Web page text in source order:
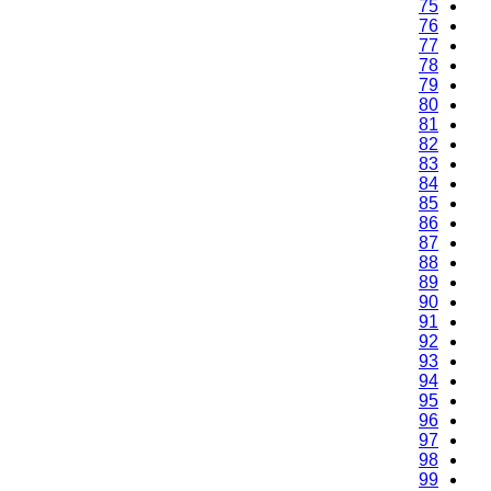
75
76
77
78
79
80
81
82
83
84
85
86
87
88
89
90
91
92
93
94
95
96
97
98
99